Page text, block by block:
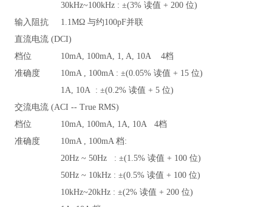
30kHz~100kHz : ±(3% 读值 + 200 位)
输入阻抗
1.1MΩ 与约100pF并联
直流电流 (DCI)
档位
10mA, 100mA, 1, A, 10A 4档
准确度
10mA , 100mA : ±(0.05% 读值 + 15 位)
1A, 10A : ±(0.2% 读值 + 5 位)
交流电流 (ACI -- True RMS)
档位
10mA, 100mA, 1A, 10A 4档
准确度
10mA , 100mA 档:
20Hz ~ 50Hz : ±(1.5% 读值 + 100 位)
50Hz ~ 10kHz : ±(0.5% 读值 + 100 位)
10kHz~20kHz : ±(2% 读值 + 200 位)